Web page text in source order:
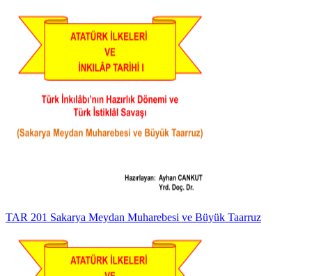
TAR 201 Sakarya Meydan Muharebesi ve Büyük Taarruz